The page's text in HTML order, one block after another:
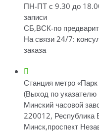
ПН-ПТ с 9.30 до
записи
СБ,ВСК-по
На связи 24/7:
заказа
Станция метро
(Выход по указателю
Минский часовой
220012, Республика
Минск,проспект